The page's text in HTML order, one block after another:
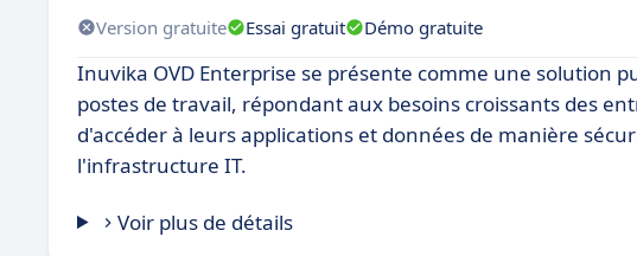
Version gratuite Essai gratuit Démo gratuite
Inuvika OVD Enterprise se présente comme une solution
postes de travail, répondant aux besoins croissants des
d'accéder à leurs applications et données de manière
l'infrastructure IT.
Voir plus de détails